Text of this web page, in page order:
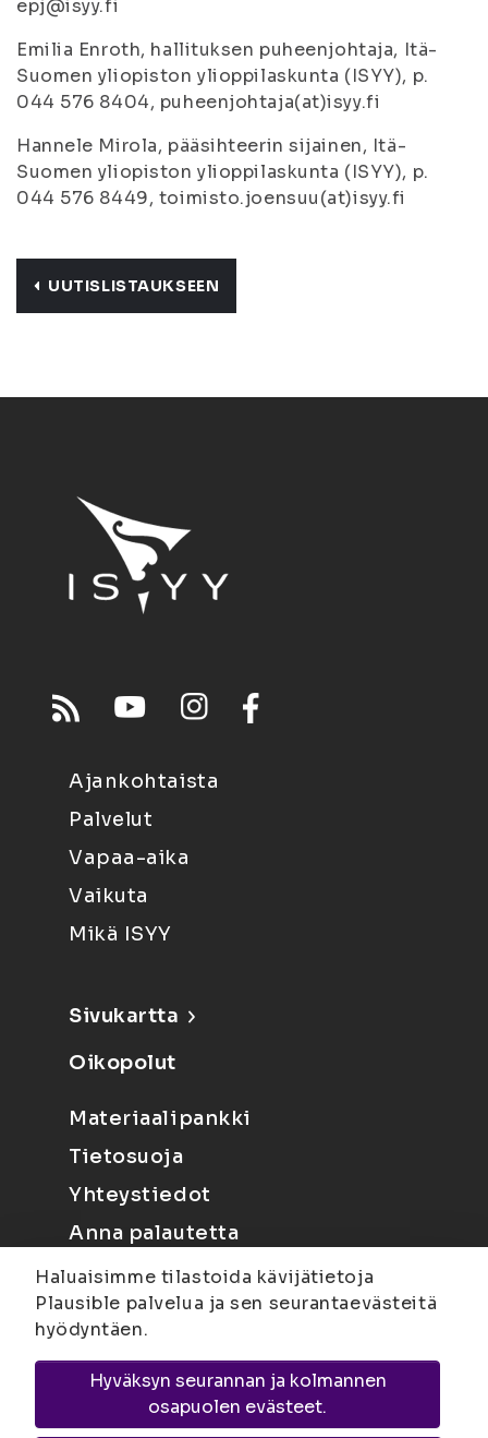
epj@isyy.fi
Emilia Enroth, hallituksen puheenjohtaja, Itä-
Suomen yliopiston ylioppilaskunta (ISYY), p.
044 576 8404, puheenjohtaja(at)isyy.fi
Hannele Mirola, pääsihteerin sijainen, Itä-
Suomen yliopiston ylioppilaskunta (ISYY), p.
044 576 8449, toimisto.joensuu(at)isyy.fi
UUTISLISTAUKSEEN
Ajankohtaista
Palvelut
Vapaa-aika
Vaikuta
Mikä ISYY
Sivukartta
Oikopolut
Materiaalipankki
Tietosuoja
Yhteystiedot
Anna palautetta
Joensuu
Suvantokatu 6, 80100 Joensuu |
KuopioYliopistonranta 15, PL 1627, 70211
Haluaisimme tilastoida kävijätietoja
Plausible palvelua ja sen seurantaevästeitä
hyödyntäen.
Hyväksyn seurannan ja kolmannen
osapuolen evästeet.